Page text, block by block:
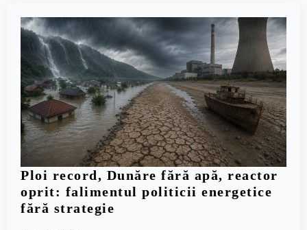
Ploi record, Dunăre fără apă, reactor
oprit: falimentul politicii energetice
fără strategie